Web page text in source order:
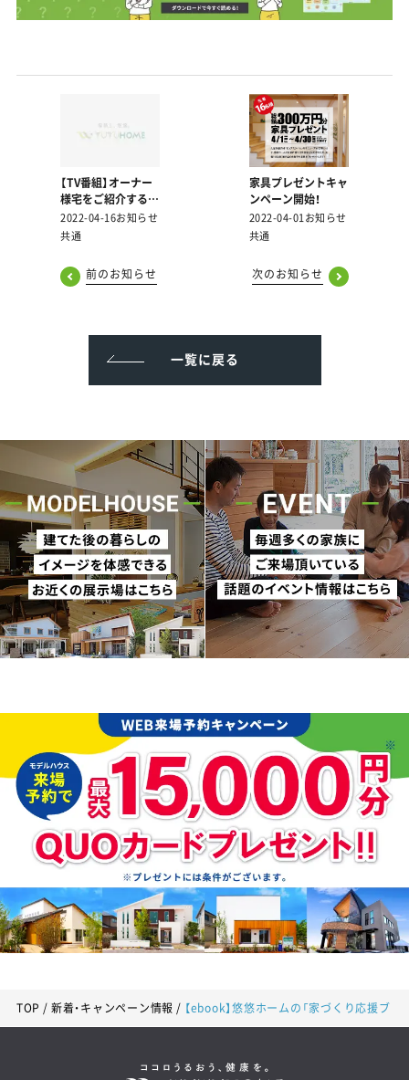
TOP 新着・キャンペーン情報 【ebook】悠悠ホームの「家づくり応援ブッ
【TV番組】オーナー
様宅をご紹介する番
組「悠悠ステキ」の
Special Interview
ました
2022-04-16お知らせ
共通
前のお知らせ
家具プレゼントキャ
ンペーン開始！
2022-04-01お知らせ
共通
次のお知らせ
一覧に戻る